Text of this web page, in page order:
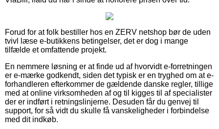
Forud for at folk bestiller hos en ZERV netshop bør de uden
tvivl læse e-butikkens betingelser, det er dog i mange
tilfælde et omfattende projekt.
En nemmere løsning er at finde ud af hvorvidt e-forretningen
er e-mærke godkendt, siden det typisk er en tryghed om at e-
forhandleren efterkommer de gældende danske regler, tillige
med at online virksomheden af og til kigges til af specialister
der er indført i retningslinjerne. Desuden får du genvej til
support, for så vidt du skulle få vanskeligheder i forbindelse
med dit indkøb.